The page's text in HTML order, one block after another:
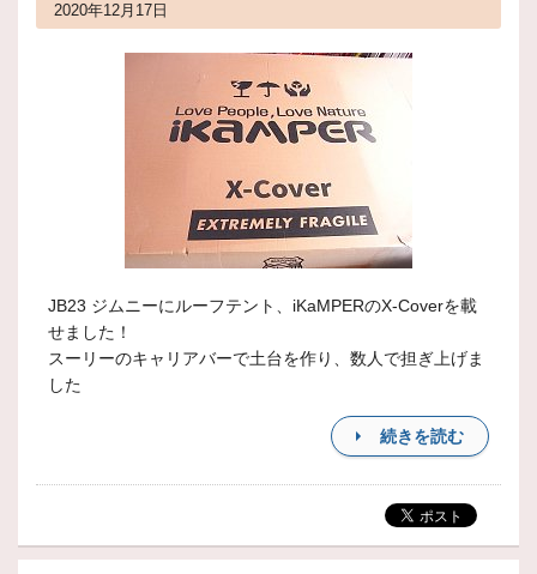
2020年12月17日
JB23 ジムニーにルーフテント、iKaMPERのX-Coverを載
せました！
スーリーのキャリアバーで土台を作り、数人で担ぎ上げま
した
続きを読む